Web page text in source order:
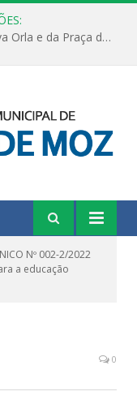
Últimos detalhes para a entrega da nova Orla e da Praça do Praião
Nº 002-2/2022
a educação
0